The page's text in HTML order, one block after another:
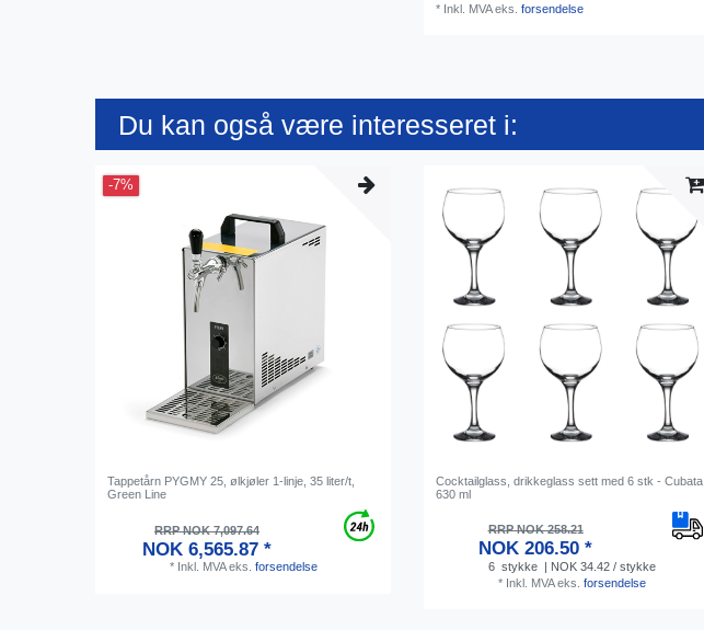
* Inkl. MVAeks.forsendelse
Du kan også være interesseret i:
-7%
Tappetårn PYGMY 25, ølkjøler 1-linje, 35 liter/t,
Green Line
RRP NOK 7,097.64
NOK 6,565.87 *
* Inkl. MVAeks. forsendelse
Cocktailglass, drikkeglass sett med 6 stk - Cubata,
630 ml
RRP NOK 258.21
NOK 206.50 *
6 stykke
| NOK 34.42 / stykke
* Inkl. MVAeks. forsendelse